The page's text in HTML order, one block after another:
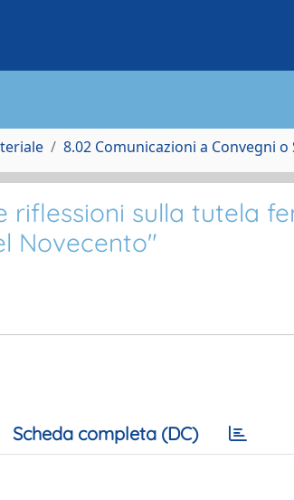
8.02 Comunicazioni a Convegni o
riflessioni sulla tutela
Novecento"
Scheda completa (DC)